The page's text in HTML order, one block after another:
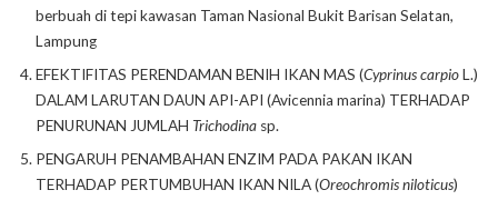
berbuah di tepi kawasan Taman Nasional Bukit Barisan Selatan,
Lampung
EFEKTIFITAS PERENDAMAN BENIH IKAN MAS (Cyprinus carpioL.)
DALAM LARUTAN DAUN API-API (Avicennia marina) TERHADAP
PENURUNAN JUMLAH Trichodina sp.
PENGARUH PENAMBAHAN ENZIM PADA PAKAN IKAN
TERHADAP PERTUMBUHAN IKAN NILA (Oreochromis niloticus)